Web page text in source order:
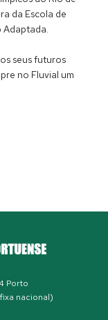
da Escola de
seus futuros
no Fluvial um
Porto
nacional)